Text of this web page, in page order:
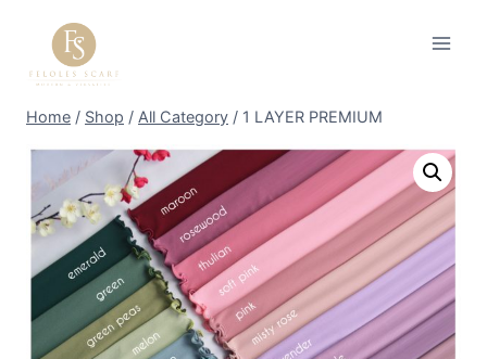
content
Home / Shop / All Category / 1 LAYER PREMIUM